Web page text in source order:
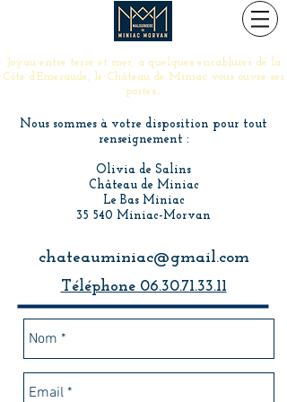
Joyau entre terre et mer, à quelques encablures de la
Côte d’Emeraude, le Château de Miniac vous ouvre ses
portes...
Nous sommes à votre disposition pour tout
renseignement :
Olivia de Salins
Château de Miniac
Le Bas Miniac
35 540 Miniac-Morvan
chateauminiac@gmail.com
Téléphone 06.30.71.33.11